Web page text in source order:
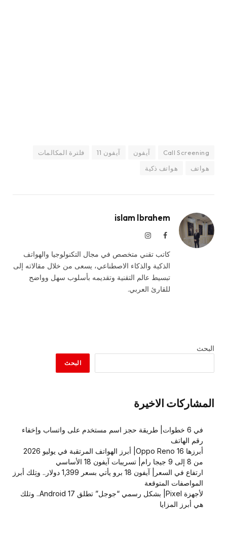
Call Screening آيفون آيفون 11
فلترة المكالمات
هواتف
هواتف ذكية
islam Ibrahem
فيسبوكالانستغرام
كاتب تقني متخصص في مجال التكنولوجيا والهواتف
الذكية والذكاء الاصطناعي، يسعى من خلال مقالاته إلى
تبسيط عالم التقنية وتقديمه بأسلوب سهل وواضح
للقارئ العربي.
البحث
البحث
المشاركات الاخيرة
في 6 خطوات| طريقة حجز اسم مستخدم على واتساب وإخفاء
رقم الهاتف
أبرزها Oppo Reno 16| أبرز الهواتف المرتقبة في يوليو 2026
من 8 إلى 9 جيجا رام| تسريبات آيفون 18 الأساسي
ارتفاع في السعر| آيفون 18 برو يأتي بسعر 1,399 دولار.. وتِلك أبرز
المواصفات المتوقعة
لأجهزة Pixel| بشكل رسمي “جوجل” تطلق Android 17.. وتلك
هي أبرز المزايا